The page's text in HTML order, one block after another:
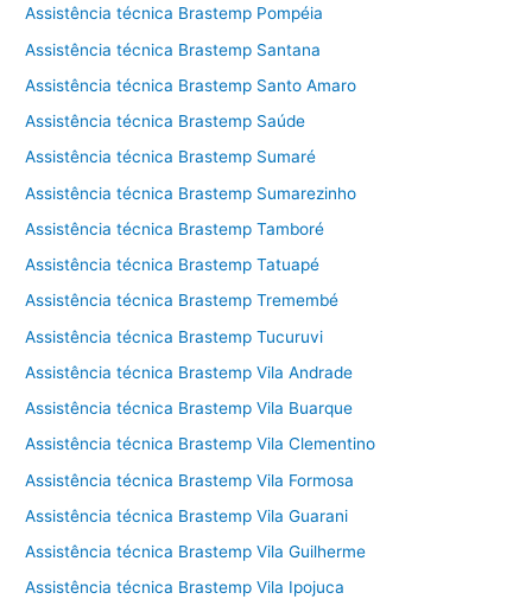
Assistência técnica Brastemp Pompéia
Assistência técnica Brastemp Santana
Assistência técnica Brastemp Santo Amaro
Assistência técnica Brastemp Saúde
Assistência técnica Brastemp Sumaré
Assistência técnica Brastemp Sumarezinho
Assistência técnica Brastemp Tamboré
Assistência técnica Brastemp Tatuapé
Assistência técnica Brastemp Tremembé
Assistência técnica Brastemp Tucuruvi
Assistência técnica Brastemp Vila Andrade
Assistência técnica Brastemp Vila Buarque
Assistência técnica Brastemp Vila Clementino
Assistência técnica Brastemp Vila Formosa
Assistência técnica Brastemp Vila Guarani
Assistência técnica Brastemp Vila Guilherme
Assistência técnica Brastemp Vila Ipojuca